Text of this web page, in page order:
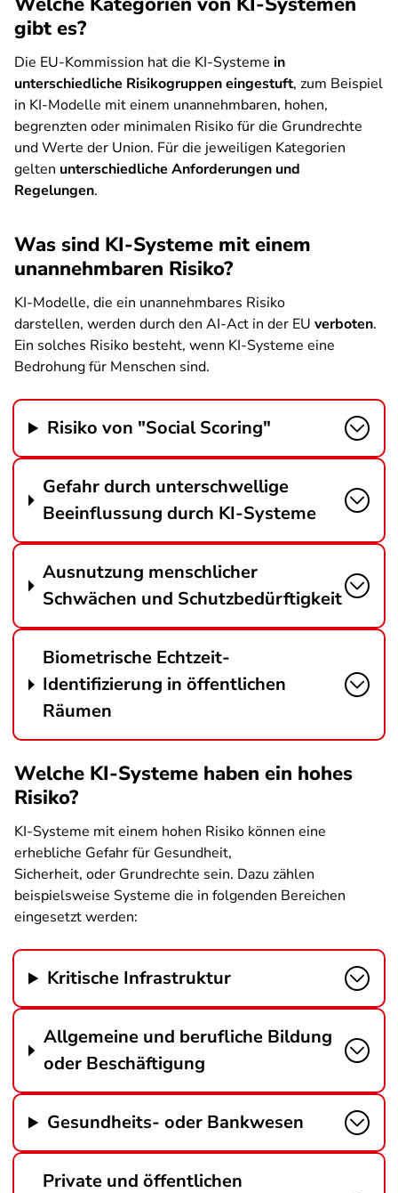
gibt es?
Die EU-Kommission hat die KI-Systeme in
unterschiedliche Risikogruppen eingestuft, zum Beispiel
in KI-Modelle mit einem unannehmbaren, hohen,
begrenzten oder minimalen Risiko für die Grundrechte
und Werte der Union. Für die jeweiligen Kategorien
gelten unterschiedliche Anforderungen und
Regelungen.
Was sind KI-Systeme mit einem
unannehmbaren Risiko?
KI-Modelle, die ein unannehmbares Risiko
darstellen, werden durch den AI-Act in der EU verboten.
Ein solches Risiko besteht, wenn KI-Systeme eine
Bedrohung für Menschen sind.
Risiko von "Social Scoring"
Gefahr durch unterschwellige
Beeinflussung durch KI-Systeme
Ausnutzung menschlicher
Schwächen und Schutzbedürftigkeit
Biometrische Echtzeit-
Identifizierung in öffentlichen
Räumen
Welche KI-Systeme haben ein hohes
Risiko?
KI-Systeme mit einem hohen Risiko können eine
erhebliche Gefahr für Gesundheit,
Sicherheit, oder Grundrechte sein. Dazu zählen
beispielsweise Systeme die in folgenden Bereichen
eingesetzt werden:
Kritische Infrastruktur
Allgemeine und berufliche Bildung
oder Beschäftigung
Gesundheits- oder Bankwesen
Private und öffentlichen